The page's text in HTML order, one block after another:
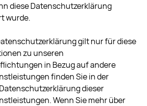
diese Datenschutzerklärung
wurde.
gilt nur für diese
zu unseren
in Bezug auf andere
finden Sie in der
dieser
Wenn Sie mehr über